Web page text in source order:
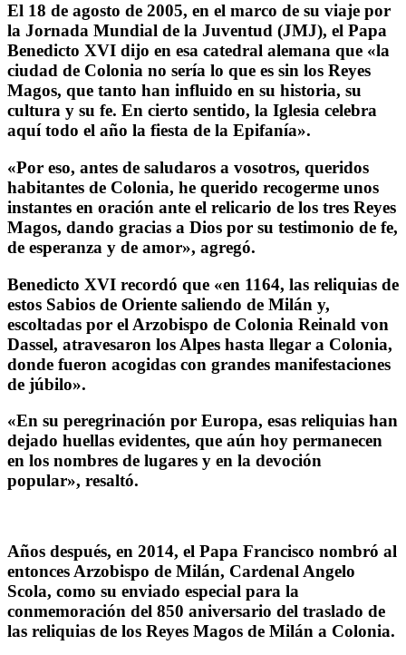
El 18 de agosto de 2005, en el marco de su viaje por
la Jornada Mundial de la Juventud (JMJ), el Papa
Benedicto XVI dijo en esa catedral alemana que «la
ciudad de Colonia no sería lo que es sin los Reyes
Magos, que tanto han influido en su historia, su
cultura y su fe. En cierto sentido, la Iglesia celebra
aquí todo el año la fiesta de la Epifanía».
«Por eso, antes de saludaros a vosotros, queridos
habitantes de Colonia, he querido recogerme unos
instantes en oración ante el relicario de los tres Reyes
Magos, dando gracias a Dios por su testimonio de fe,
de esperanza y de amor», agregó.
Benedicto XVI recordó que «en 1164, las reliquias de
estos Sabios de Oriente saliendo de Milán y,
escoltadas por el Arzobispo de Colonia Reinald von
Dassel, atravesaron los Alpes hasta llegar a Colonia,
donde fueron acogidas con grandes manifestaciones
de júbilo».
«En su peregrinación por Europa, esas reliquias han
dejado huellas evidentes, que aún hoy permanecen
en los nombres de lugares y en la devoción
popular», resaltó.
Años después, en 2014, el Papa Francisco nombró al
entonces Arzobispo de Milán, Cardenal Angelo
Scola, como su enviado especial para la
conmemoración del 850 aniversario del traslado de
las reliquias de los Reyes Magos de Milán a Colonia.